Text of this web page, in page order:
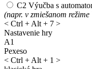
C2 Výučba s
(napr. v zmiešanom režime
< Ctrl + Alt + 7 >
Nastavenie hry
A1
Pexeso
< Ctrl + Alt + 1 >